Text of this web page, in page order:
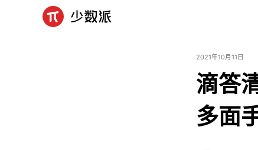
2021年10月11日
滴答
多面